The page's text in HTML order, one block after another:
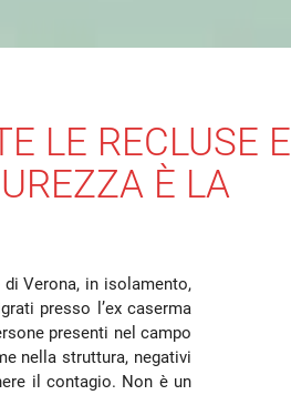
LE RECLUSE E
È LA
Verona, in isolamento,
presso l’ex caserma
presenti nel campo
nella struttura, negativi
il contagio. Non è un